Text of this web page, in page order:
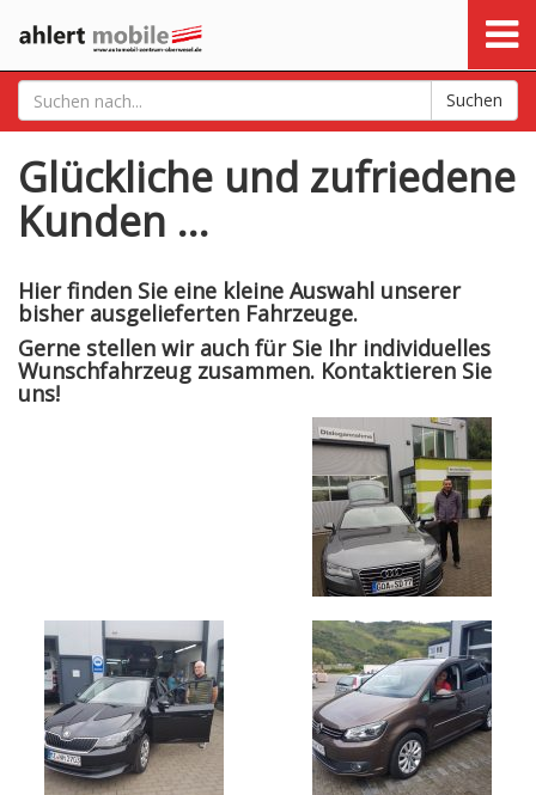
Suchen
Glückliche und zufriedene
Kunden …
Hier finden Sie eine kleine Auswahl unserer
bisher ausgelieferten Fahrzeuge.
Gerne stellen wir auch für Sie Ihr individuelles
Wunschfahrzeug zusammen. Kontaktieren Sie
uns!